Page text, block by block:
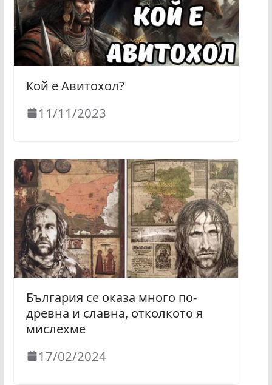
Кой е Авитохол?
11/11/2023
България се оказа много по-
древна и славна, отколкото я
мислехме
17/02/2024